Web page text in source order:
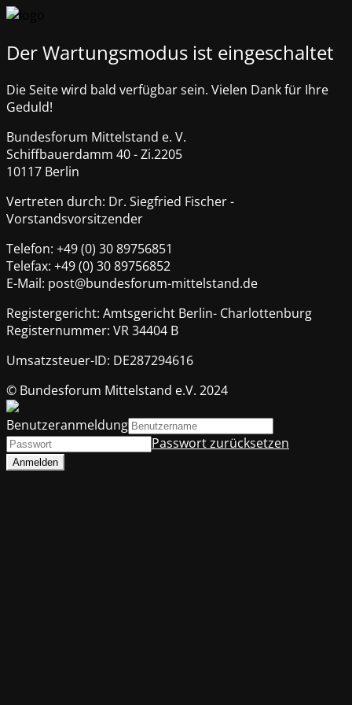
Der Wartungsmodus ist eingeschaltet
Die Seite wird bald verfügbar sein. Vielen Dank für Ihre
Geduld!
Bundesforum Mittelstand e. V.
Schiffbauerdamm 40 - Zi.2205
10117 Berlin
Vertreten durch: Dr. Siegfried Fischer -
Vorstandsvorsitzender
Telefon: +49 (0) 30 89756851
Telefax: +49 (0) 30 89756852
E-Mail: post@bundesforum-mittelstand.de
Registergericht: Amtsgericht Berlin- Charlottenburg
Registernummer: VR 34404 B
Umsatzsteuer-ID: DE287294616
© Bundesforum Mittelstand e.V. 2024
Benutzeranmeldung
Passwort zurücksetzen